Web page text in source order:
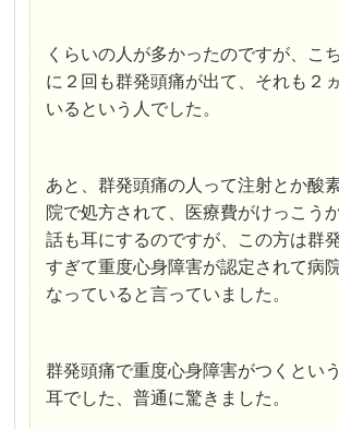
くらいの人が多かったのですが、こ
に２回も群発頭痛が出て、それも２
いるという人でした。
あと、群発頭痛の人って注射とか酸
院で処方されて、医療費がけっこう
話も耳にするのですが、この方は群
すぎて重度心身障害が認定されて病
なっていると言っていました。
群発頭痛で重度心身障害がつくとい
耳でした、普通に驚きました。